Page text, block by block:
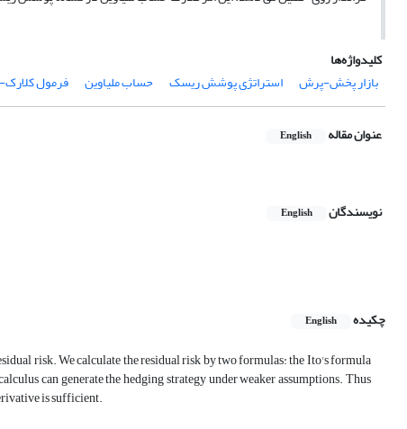
کلیدواژه‌ها
بازار پخش-پرش
استراتژی پوشش ریسک حساب ملیاوین فرمول
عنوان مقاله English
نویسندگان English
چکیده
English
risk. We calculate the residual risk by two formulas: the Ito's formula
can generate the hedging strategy under weaker assumptions. Thus
is sufficient.